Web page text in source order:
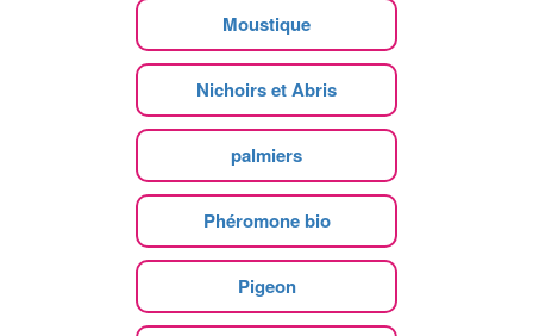
Moustique
Nichoirs et Abris
palmiers
Phéromone bio
Pigeon